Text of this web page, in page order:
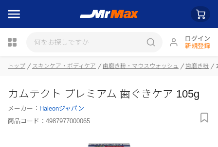
ログイン
新規登録
トップ スキンケア・ボディケア 歯磨き粉・マウスウォッシュ 歯磨き粉
カムテクト プレミアム 歯ぐきケア 105g
メーカー： Haleonジャパン
商品コード： 4987977000065